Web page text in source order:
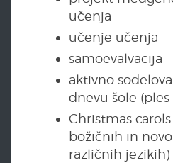
učenja
učenje učenja
samoevalvacija
aktivno
dnevu šole
Christmas
božičnih in
različnih jezikih)